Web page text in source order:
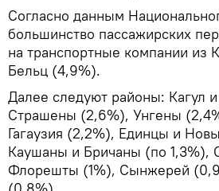
Согласно данным
большинство пассажирских
на транспортные компании из
Бельц (4,9%).
Далее следуют районы: Кагул
Страшены (2,6%), Унгены
Гагаузия (2,2%), Единцы и
Каушаны и Бричаны (по 1,3%),
Флорешты (1%), Сынжерей